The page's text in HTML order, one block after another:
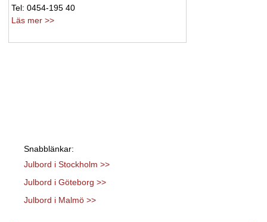
Tel: 0454-195 40
Läs mer >>
Snabblänkar:
Julbord i Stockholm >>
Julbord i Göteborg >>
Julbord i Malmö >>